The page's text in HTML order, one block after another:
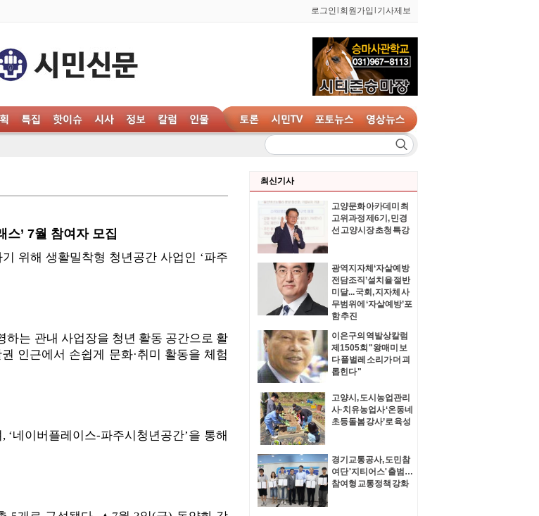
로그인 회원가입 기사제보
최신기사
고양문화 아카데미 최
고위과정 제6기, 민경
선 고양시장 초청 특강
광역지자체‘자살예방
전담조직’설치율 절반
미달... 국회, 지자체 사
무범위에 ‘자살예방’포
함 추진
이은구의 역발상칼럼
제1505회 "왕매미 보
다 풀벌레 소리가 더 괴
롭힌다 "
고양시, 도시농업관리
사·치유농업사 ‘온동네
초등돌봄 강사’로 육성
경기교통공사, 도민참
여단 '지티어스' 출범…
참여형 교통정책 강화